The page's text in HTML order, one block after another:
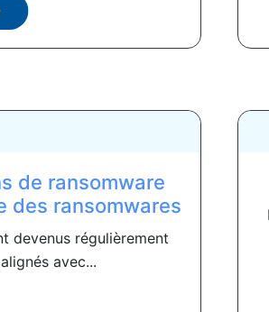
de ransomware
des ransomwares
devenus régulièrement
avec...